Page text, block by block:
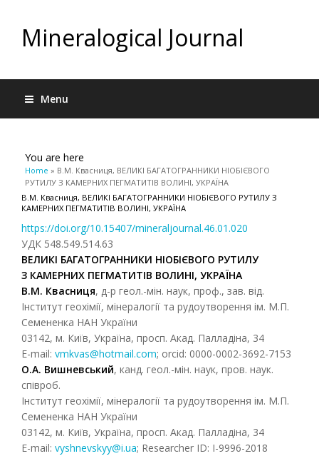
Mineralogical Journal
Menu
You are here
Home » В.М. Квасниця, ВЕЛИКІ БАГАТОГРАННИКИ НІОБІЄВОГО
РУТИЛУ З КАМЕРНИХ ПЕГМАТИТІВ ВОЛИНІ, УКРАЇНА
В.М. Квасниця, ВЕЛИКІ БАГАТОГРАННИКИ НІОБІЄВОГО РУТИЛУ З
КАМЕРНИХ ПЕГМАТИТІВ ВОЛИНІ, УКРАЇНА
https://doi.org/10.15407/mineraljournal.46.01.020
УДК 548.549.514.63
ВЕЛИКІ БАГАТОГРАННИКИ НІОБІЄВОГО РУТИЛУ
З КАМЕРНИХ ПЕГМАТИТІВ ВОЛИНІ, УКРАЇНА
В.М. Квасниця, д-р геол.-мін. наук, проф., зав. від.
Інститут геохімії, мінералогії та рудоутворення ім. М.П.
Семененка НАН України
03142, м. Київ, Україна, просп. Акад. Палладіна, 34
E-mail: vmkvas@hotmail.com; orcid: 0000-0002-3692-7153
О.А. Вишневський, канд. геол.-мін. наук, пров. наук.
співроб.
Інститут геохімії, мінералогії та рудоутворення ім. М.П.
Семененка НАН України
03142, м. Київ, Україна, просп. Акад. Палладіна, 34
E-mail: vyshnevskyy@i.ua; Researcher ID: I-9996-2018